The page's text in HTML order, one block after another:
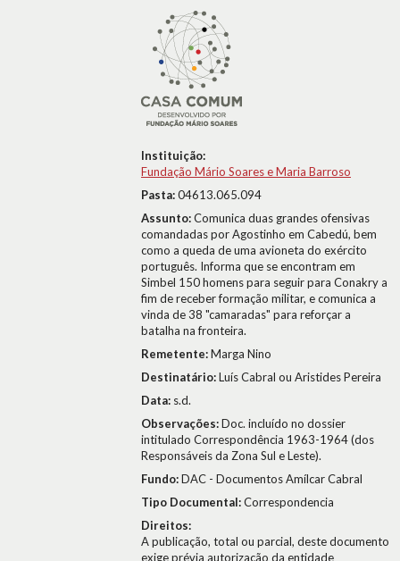
Instituição:
Fundação Mário Soares e Maria Barroso
Pasta:04613.065.094
Assunto:Comunica duas grandes ofensivas
comandadas por Agostinho em Cabedú, bem
como a queda de uma avioneta do exército
português. Informa que se encontram em
Simbel 150 homens para seguir para Conakry a
fim de receber formação militar, e comunica a
vinda de 38 "camaradas" para reforçar a
batalha na fronteira.
Remetente:Marga Nino
Destinatário:Luís Cabral ou Aristides Pereira
Data: s.d.
Observações:Doc. incluído no dossier
intitulado Correspondência 1963-1964 (dos
Responsáveis da Zona Sul e Leste).
Fundo:DAC - Documentos Amílcar Cabral
Tipo Documental:Correspondencia
Direitos:
A publicação, total ou parcial, deste documento
exige prévia autorização da entidade